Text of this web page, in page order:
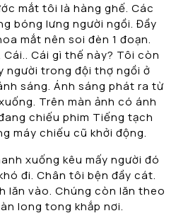
mắt tôi là hàng ghế. Các
bóng lưng người ngồi. Đầy
mắt nên soi đèn 1 đoạn.
Cái gì thế này? Tôi còn
người trong đội thợ ngồi ở
sáng. Ánh sáng phát ra từ
Trên màn ảnh có ánh
chiếu phim Tiếng tạch
máy chiếu cũ khởi động.
xuống kêu mấy người đó
đi. Chân tôi bện đầy cát.
lăn vào. Chúng còn lăn theo
long tong khắp nơi.